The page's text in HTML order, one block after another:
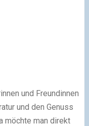
und Freundinnen
und den Genuss
möchte man direkt